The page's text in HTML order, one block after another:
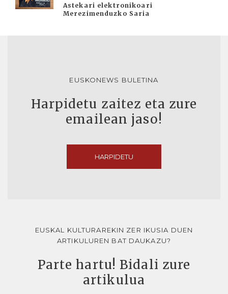
Astekari elektronikoari
Merezimenduzko Saria
EUSKONEWS BULETINA
Harpidetu zaitez eta zure
emailean jaso!
HARPIDETU
EUSKAL KULTURAREKIN ZER IKUSIA DUEN
ARTIKULUREN BAT DAUKAZU?
Parte hartu! Bidali zure
artikulua